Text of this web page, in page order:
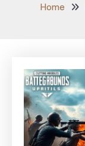
Home